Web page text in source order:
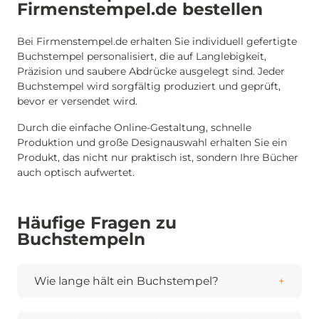
Firmenstempel.de bestellen
Bei Firmenstempel.de erhalten Sie individuell gefertigte
Buchstempel personalisiert, die auf Langlebigkeit,
Präzision und saubere Abdrücke ausgelegt sind. Jeder
Buchstempel wird sorgfältig produziert und geprüft,
bevor er versendet wird.
Durch die einfache Online-Gestaltung, schnelle
Produktion und große Designauswahl erhalten Sie ein
Produkt, das nicht nur praktisch ist, sondern Ihre Bücher
auch optisch aufwertet.
Häufige Fragen zu
Buchstempeln
Wie lange hält ein Buchstempel?